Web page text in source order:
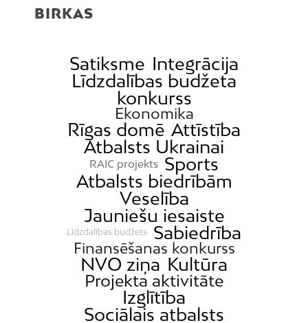
BIRKAS
Satiksme Integrācija
Līdzdalības budžeta
konkurss
Ekonomika
Rīgas domē Attīstība
Atbalsts Ukrainai
RAIC projekts Sports
Atbalsts biedrībām
Veselība
Jauniešu iesaiste
Līdzdalības budžets Sabiedrība
Finansēšanas konkurss
NVO ziņa Kultūra
Projekta aktivitāte
Izglītība
Sociālais atbalsts